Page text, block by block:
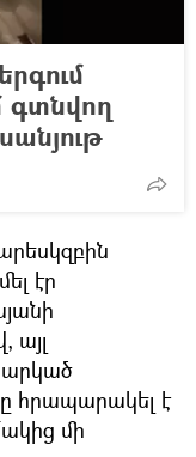
գտնվող
էր
այլ
հրապարակել է
մի